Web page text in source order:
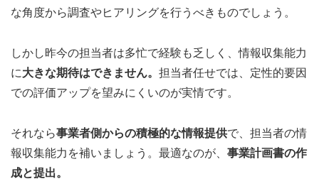
な角度から調査やヒアリングを行うべきものでしょう。
しかし昨今の担当者は多忙で経験も乏しく、情報収集能力
に大きな期待はできません。 担当者任せでは、定性的要因
での評価アップを望みにくいのが実情です。
それなら事業者側からの積極的な情報提供で、担当者の情
報収集能力を補いましょう。最適なのが、 事業計画書の作
成と提出。